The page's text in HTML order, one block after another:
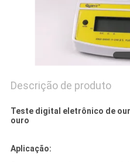
Descrição de produto
Teste digital eletrônico de
ouro
Aplicação: